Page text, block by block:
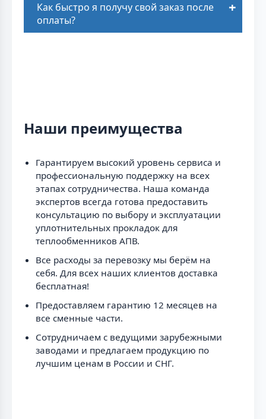
Как быстро я получу свой заказ после
оплаты?
Наши преимущества
Гарантируем высокий уровень сервиса и
профессиональную поддержку на всех
этапах сотрудничества. Наша команда
экспертов всегда готова предоставить
консультацию по выбору и эксплуатации
уплотнительных прокладок для
теплообменников АПВ.
Все расходы за перевозку мы берём на
себя. Для всех наших клиентов доставка
бесплатная!
Предоставляем гарантию 12 месяцев на
все сменные части.
Сотрудничаем с ведущими зарубежными
заводами и предлагаем продукцию по
лучшим ценам в России и СНГ.